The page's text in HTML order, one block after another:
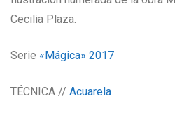
Cecilia Plaza.
Serie «Mágica» 2017
TÉCNICA // Acuarela